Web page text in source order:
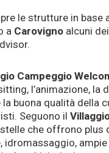
le strutture in base
a Carovigno alcuni
Campeggio
l’animazione, la
buona qualità della
Seguono il
che offrono plus
idromassaggio,